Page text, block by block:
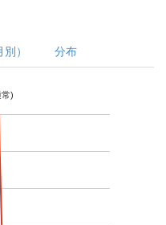
） 分布
)